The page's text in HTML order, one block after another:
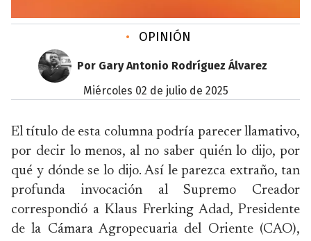
• OPINIÓN
Por Gary Antonio Rodríguez Álvarez
miércoles 02 de julio de 2025
El título de esta columna podría parecer llamativo,
por decir lo menos, al no saber quién lo dijo, por
qué y dónde se lo dijo. Así le parezca extraño, tan
profunda invocación al Supremo Creador
correspondió a Klaus Frerking Adad, Presidente
de la Cámara Agropecuaria del Oriente (CAO),